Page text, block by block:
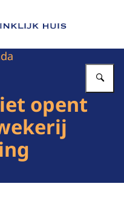
Het Koninklijk Huis
opent